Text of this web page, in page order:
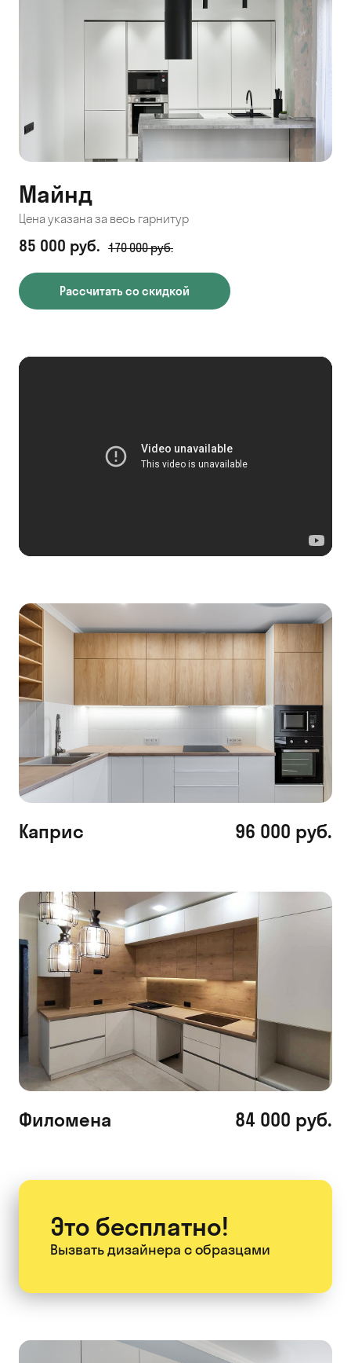
Майнд
Цена указана за весь гарнитур
85 000 руб. 170 000 руб.
Рассчитать со скидкой
Каприс 96 000 руб.
Филомена 84 000 руб.
Это бесплатно!
Вызвать дизайнера с образцами